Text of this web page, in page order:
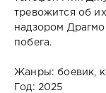
тревожится об
надзором
побега.
Жанры: боевик,
Год: 2025